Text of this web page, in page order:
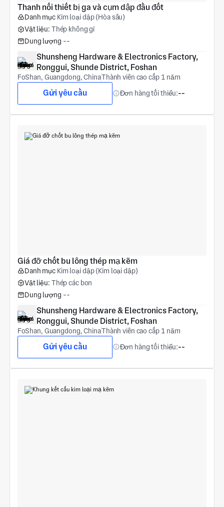
Thanh nối thiết bị ga và cụm dập đầu đốt
Danh mục Kim loại dập (Hòa sâu)
Vật liệu: Thép không gỉ
Dung lượng --
Shunsheng Hardware & Electronics Factory,
Ronggui, Shunde District, Foshan
FoShan, Guangdong, ChinaThành viên cao cấp 1 năm
Gửi yêu cầu Đơn hàng tối thiểu:--
Giá đỡ chốt bu lông thép mạ kẽm
Danh mục Kim loại dập (Kim loại dập)
Vật liệu: Thép các bon
Dung lượng --
Shunsheng Hardware & Electronics Factory,
Ronggui, Shunde District, Foshan
FoShan, Guangdong, ChinaThành viên cao cấp 1 năm
Gửi yêu cầu Đơn hàng tối thiểu:--